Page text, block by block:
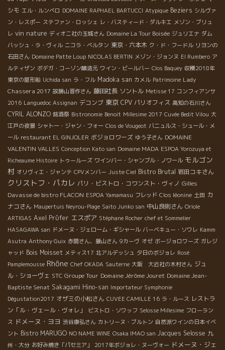
シモ エル・ルンベロ DOMAINE RAPHAEL BARTUCCI Atypique Beziers シルヴァ
ン・レスポー ステファン・ロッシェ レ・バスティード・ダルキエ メゾン・ブリュ
レ vin nature ディオニ社の玉城さん Domaine La Tour Boisée ジュリエナ ダム
バッシュ・ラ・ヴィル ニコラ・ベルタン 東京・六本木 ク・ド・フードル リヨンの
石田さん Domaine Patte Loup NICOLAS BERTIN メゾン・ジョンヌ El Rumbero ア
ルティザン ボデガ・コーゾン醸造元 ワイン・ビールバー Clos Baquey 収穫2018年
東京の屋形船 Uchida san ラ・フル Madoka san カメル Patrimoine Lady
Chassera 2017 故勝山晋作さん 藤田社長 ソントル Metisse 17 コンフィアンサ
2016 Languedoc Assignan デコンブ 東京 CPV パリオフィス 高知の石川さん
CYRIL ALONZO 銘酒祭 Bistronomie Benoit Millesime 2017 Cuvée Bedit Vilou 大
江戸の夜景 シャトー・ジャン・フォー Clos de Vougeot バニュルス・シュール・メ
ール restaurant EL GINJOLER ボジョロワーズ ゆう子さん DOMAINE
VALENTIN VALLES Conception Kato san Domaine MADA ESPOA Yorozuya et
Richeaume Histoire トゥールーズ ワインバー・シャンブル・ノワール モルゴン
村 オリヴィエ・ジャンテ CPVメンバー Juste Ciel Bistro Brutal 岩田コキさん
クリストフ・パカレ パリ・ビストロ・コワンスト・ヴィノ Gilles
Davasse de bistro FLACON ESPOA Yamamasu フレッド Clos léonine 土田 カ
ナコさん Maupertuis Neyrou-Plage Saito Junko san 中山良則さん Oriole
ARTIGAS Axel Prϋfer エスポア Stéphane Rocher chef et Sommelier
HASAGAWA san ドメーヌ・ジェローム・ギシャール バーベキュー・ソワレ Kamm
Asutra Anthony Guix 赤間さん、藤山さん 9カーヴ オゼ ボージョロワーズ ガレジ
ャッド Bois Moisset メティス17 北アルデッシュ 夕日のボジョレ Rosé
Pamplemousse Rhône Chef OKADA Sauterne 大阪 大近社の木村さん ジュ
ル・ショーヴェ STC Groupe Tour Domaine Jérôme Jouret Domaine Jean-
Baptiste Senat Sakagami Hino-san Importateur Symphonie
Dégustation2017 オザミの小松さん CUVEE CAMILLE 16 ラ・ルース レストラ
ン「ル・ヴェール・ヴォレ」
ビストロ・ソワッフ Selosse Millesime フローラン
ス ドメーヌ・ヨヨ 渋谷康弘さん カトリーヌ・ブルトン 自然派ワインの日本イベ
ント Bistro MARUGO NO NAME WINE Osaka IMAO san Jacques Selosse 九
州・大分 お好み焼き「パセミア」 2017年ボジョレ・ヌーヴォー ドメーヌ・ジェ